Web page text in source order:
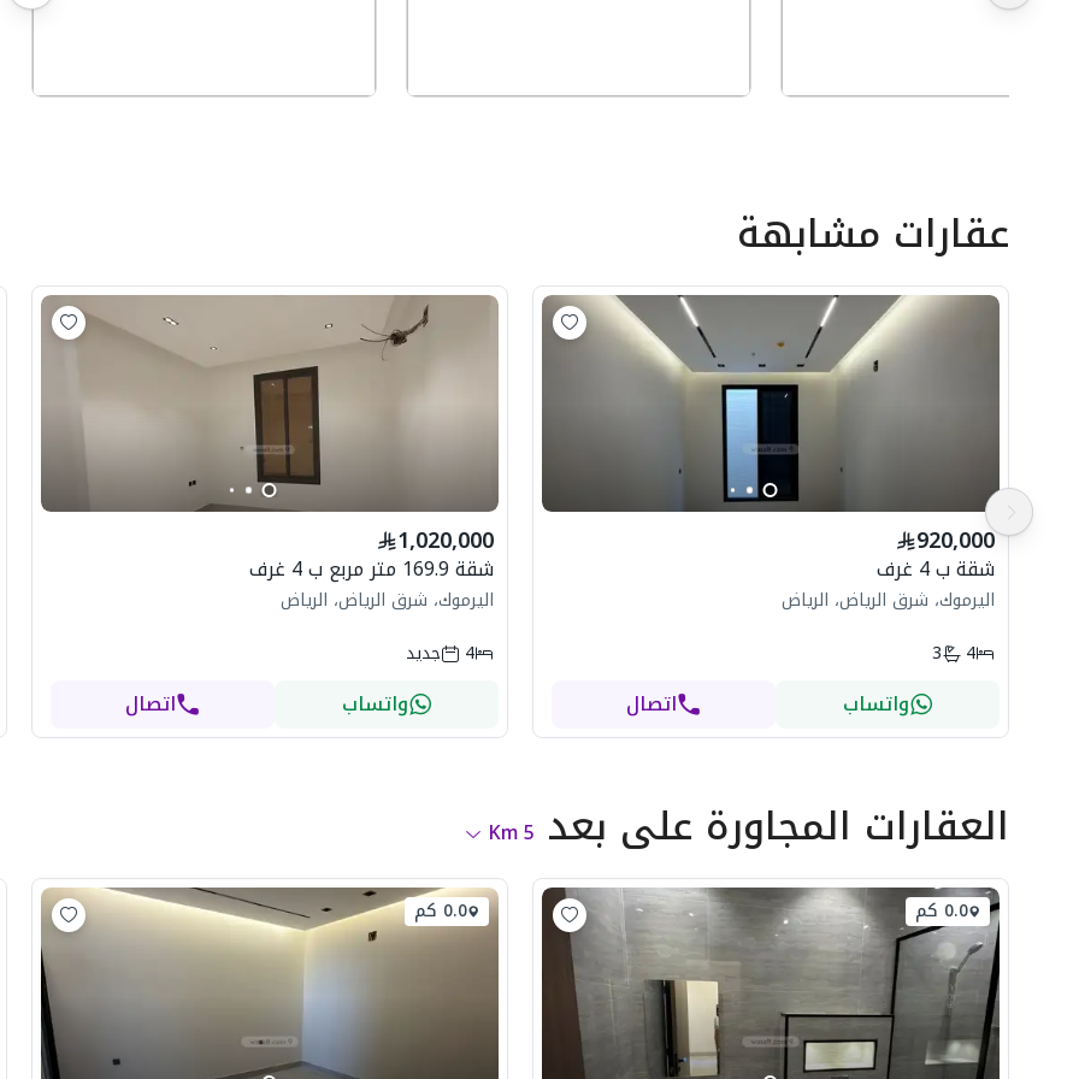
عقارات مشابهة
920,000
شقة ب 4 غرف
اليرموك، شرق الرياض، الرياض
4
3
واتساب اتصال
1,020,000
شقة 169.9 متر مربع ب 4 غرف
اليرموك، شرق الرياض، الرياض
4
جديد
واتساب اتصال
العقارات المجاورة على بعد 5
Km
0.0 كم 0.0 كم